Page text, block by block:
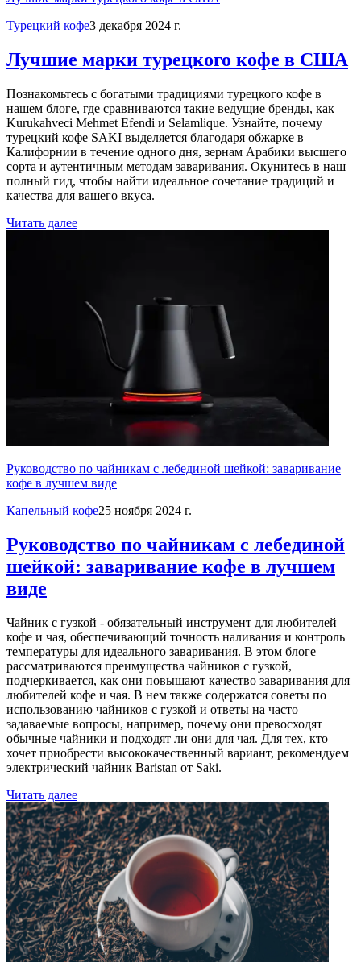
Турецкий кофе3 декабря 2024 г.
Лучшие марки турецкого кофе в США
Познакомьтесь с богатыми традициями турецкого кофе в
нашем блоге, где сравниваются такие ведущие бренды, как
Kurukahveci Mehmet Efendi и Selamlique. Узнайте, почему
турецкий кофе SAKI выделяется благодаря обжарке в
Калифорнии в течение одного дня, зернам Арабики высшего
сорта и аутентичным методам заваривания. Окунитесь в наш
полный гид, чтобы найти идеальное сочетание традиций и
качества для вашего вкуса.
Читать далее
Руководство по чайникам с лебединой шейкой: заваривание
кофе в лучшем виде
Капельный кофе25 ноября 2024 г.
Руководство по чайникам с лебединой
шейкой: заваривание кофе в лучшем
виде
Чайник с гузкой - обязательный инструмент для любителей
кофе и чая, обеспечивающий точность наливания и контроль
температуры для идеального заваривания. В этом блоге
рассматриваются преимущества чайников с гузкой,
подчеркивается, как они повышают качество заваривания для
любителей кофе и чая. В нем также содержатся советы по
использованию чайников с гузкой и ответы на часто
задаваемые вопросы, например, почему они превосходят
обычные чайники и подходят ли они для чая. Для тех, кто
хочет приобрести высококачественный вариант, рекомендуем
электрический чайник Baristan от Saki.
Читать далее